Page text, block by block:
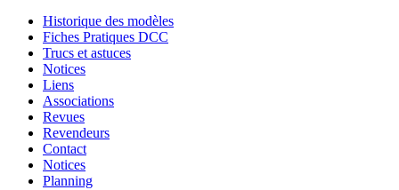
Historique des modèles
Fiches Pratiques DCC
Trucs et astuces
Notices
Liens
Associations
Revues
Revendeurs
Contact
Notices
Planning